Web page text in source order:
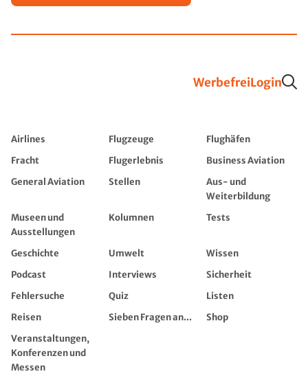
WerbefreiLogin
Airlines Flugzeuge
Flughäfen
Fracht
Flugerlebnis
Business Aviation
General Aviation
Stellen
Aus- und
Weiterbildung
Museen und
Ausstellungen
Kolumnen Tests
Geschichte Umwelt
Wissen
Podcast
Interviews
Sicherheit
Fehlersuche
Quiz
Listen
Reisen
Sieben Fragen an...
Shop
Veranstaltungen,
Konferenzen und
Messen